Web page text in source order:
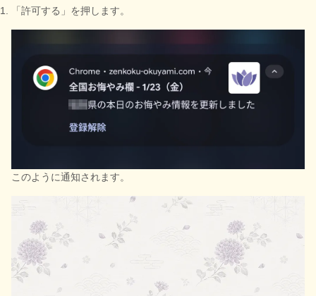
「許可する」を押します。
このように通知されます。